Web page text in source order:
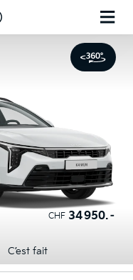
CHF 34 950.–
C’est fait